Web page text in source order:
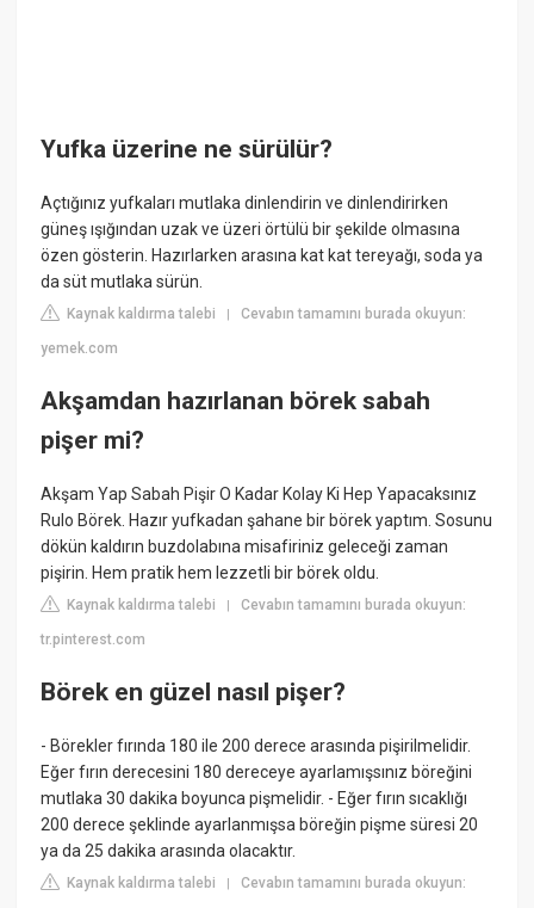
Yufka üzerine ne sürülür?
Açtığınız yufkaları mutlaka dinlendirin ve dinlendirirken
güneş ışığından uzak ve üzeri örtülü bir şekilde olmasına
özen gösterin. Hazırlarken arasına kat kat tereyağı, soda ya
da süt mutlaka sürün.
Kaynak kaldırma talebi |Cevabın tamamını burada okuyun:
yemek.com
Akşamdan hazırlanan börek sabah
pişer mi?
Akşam Yap Sabah Pişir O Kadar Kolay Ki Hep Yapacaksınız
Rulo Börek. Hazır yufkadan şahane bir börek yaptım. Sosunu
dökün kaldırın buzdolabına misafiriniz geleceği zaman
pişirin. Hem pratik hem lezzetli bir börek oldu.
Kaynak kaldırma talebi |Cevabın tamamını burada okuyun:
tr.pinterest.com
Börek en güzel nasıl pişer?
- Börekler fırında 180 ile 200 derece arasında pişirilmelidir.
Eğer fırın derecesini 180 dereceye ayarlamışsınız böreğini
mutlaka 30 dakika boyunca pişmelidir. - Eğer fırın sıcaklığı
200 derece şeklinde ayarlanmışsa böreğin pişme süresi 20
ya da 25 dakika arasında olacaktır.
Kaynak kaldırma talebi |Cevabın tamamını burada okuyun: